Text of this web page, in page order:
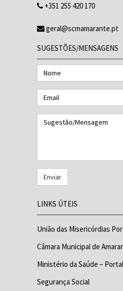
+351 255 420 170
geral@scmamarante.pt
SUGESTÕES/MENSAGENS
Nome
Email
Sugestão/Mensagem
LINKS ÚTEIS
União das Misericórdias
Câmara Municipal de
Ministério da Saúde –
Segurança Social